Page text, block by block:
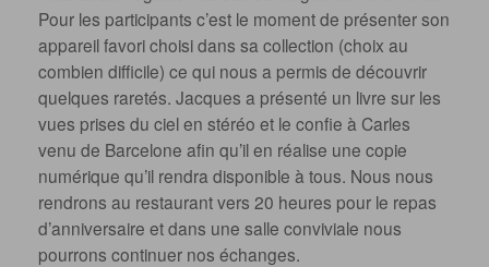
Pour les participants c’est le moment de présenter son
appareil favori choisi dans sa collection (choix au
combien difficile) ce qui nous a permis de découvrir
quelques raretés. Jacques a présenté un livre sur les
vues prises du ciel en stéréo et le confie à Carles
venu de Barcelone afin qu’il en réalise une copie
numérique qu’il rendra disponible à tous. Nous nous
rendrons au restaurant vers 20 heures pour le repas
d’anniversaire et dans une salle conviviale nous
pourrons continuer nos échanges.